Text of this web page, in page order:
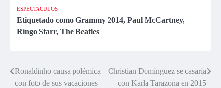
(FOTOS)
ESPECTACULOS
Etiquetado como Grammy 2014, Paul McCartney,
Ringo Starr, The Beatles
Navegación
Ronaldinho causa polémica
con foto de sus vacaciones
Christian Domínguez se casaría
con Karla Tarazona en 2015